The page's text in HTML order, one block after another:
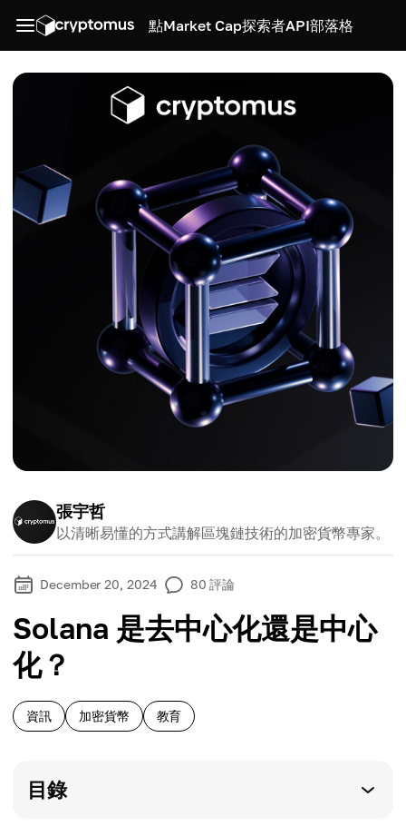
點Market Cap探索者API部落格
張宇哲
以清晰易懂的方式講解區塊鏈技術的加密貨幣專家。
December 20, 2024 80 評論
Solana 是去中心化還是中心
化？
資訊 加密貨幣 教育
目錄